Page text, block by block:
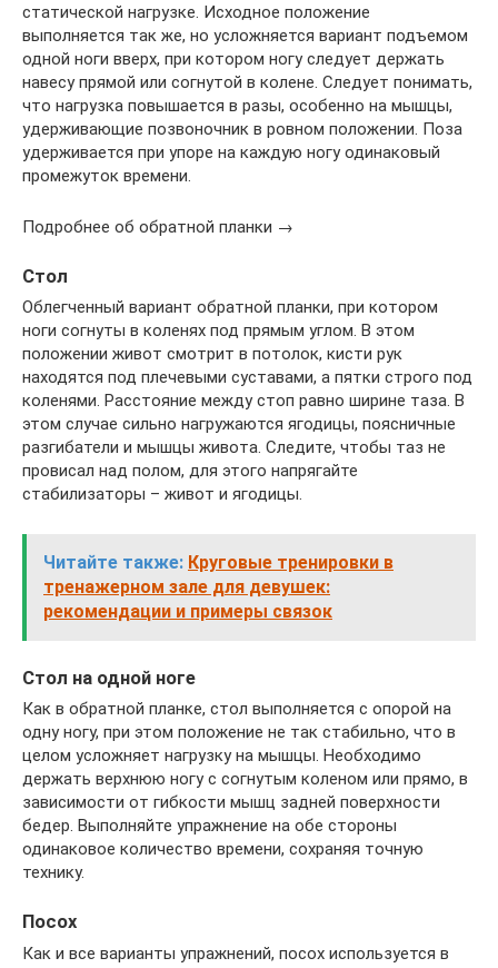
статической нагрузке. Исходное положение
выполняется так же, но усложняется вариант подъемом
одной ноги вверх, при котором ногу следует держать
навесу прямой или согнутой в колене. Следует понимать,
что нагрузка повышается в разы, особенно на мышцы,
удерживающие позвоночник в ровном положении. Поза
удерживается при упоре на каждую ногу одинаковый
промежуток времени.
Подробнее об обратной планки →
Стол
Облегченный вариант обратной планки, при котором
ноги согнуты в коленях под прямым углом. В этом
положении живот смотрит в потолок, кисти рук
находятся под плечевыми суставами, а пятки строго под
коленями. Расстояние между стоп равно ширине таза. В
этом случае сильно нагружаются ягодицы, поясничные
разгибатели и мышцы живота. Следите, чтобы таз не
провисал над полом, для этого напрягайте
стабилизаторы – живот и ягодицы.
Читайте также: Круговые тренировки в
тренажерном зале для девушек:
рекомендации и примеры связок
Стол на одной ноге
Как в обратной планке, стол выполняется с опорой на
одну ногу, при этом положение не так стабильно, что в
целом усложняет нагрузку на мышцы. Необходимо
держать верхнюю ногу с согнутым коленом или прямо, в
зависимости от гибкости мышц задней поверхности
бедер. Выполняйте упражнение на обе стороны
одинаковое количество времени, сохраняя точную
технику.
Посох
Как и все варианты упражнений, посох используется в